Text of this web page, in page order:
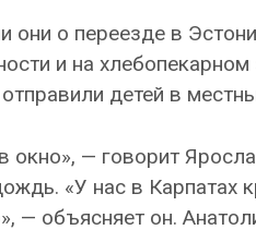
они о переезде в
и на
детей в
окно», — говорит
«У нас в Карпатах
— объясняет он.